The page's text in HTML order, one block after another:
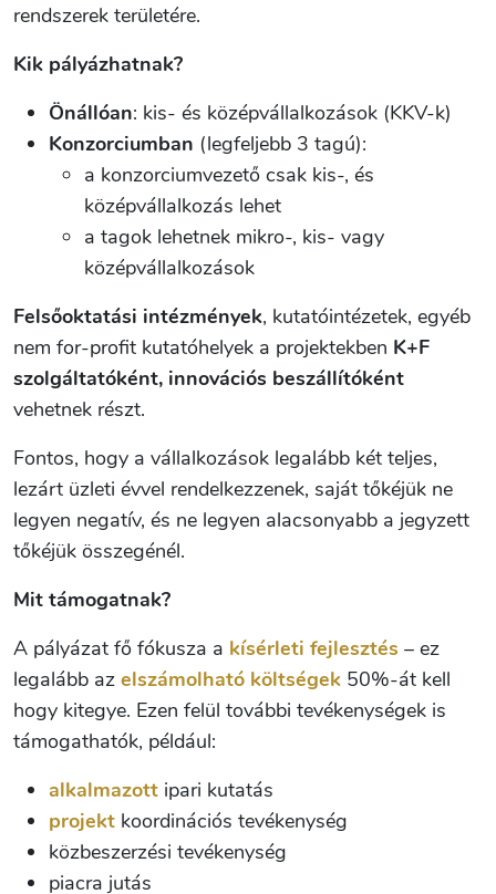
rendszerek területére.
Kik pályázhatnak?
Önállóan: kis- és középvállalkozások (KKV-k)
Konzorciumban (legfeljebb 3 tagú):
a konzorciumvezető csak kis-, és
középvállalkozás lehet
a tagok lehetnek mikro-, kis- vagy
középvállalkozások
Felsőoktatási intézmények, kutatóintézetek, egyéb
nem for-profit kutatóhelyek a projektekben K+F
szolgáltatóként, innovációs beszállítóként
vehetnek részt.
Fontos, hogy a vállalkozások legalább két teljes,
lezárt üzleti évvel rendelkezzenek, saját tőkéjük ne
legyen negatív, és ne legyen alacsonyabb a jegyzett
tőkéjük összegénél.
Mit támogatnak?
A pályázat fő fókusza a kísérleti fejlesztés – ez
legalább az elszámolható költségek 50%-át kell
hogy kitegye. Ezen felül további tevékenységek is
támogathatók, például:
alkalmazott ipari kutatás
projekt koordinációs tevékenység
közbeszerzési tevékenység
piacra jutás